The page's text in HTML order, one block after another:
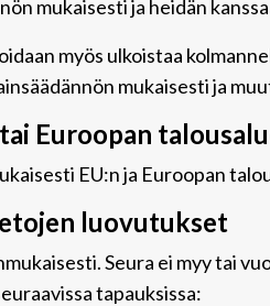
mukaisesti ja heidän
myös ulkoistaa
mukaisesti ja
Euroopan
EU:n ja Euroopan
luovutukset
Seura ei myy tai
tapauksissa: